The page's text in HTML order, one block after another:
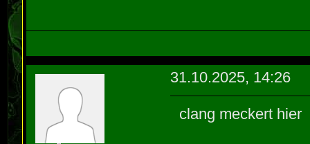
31.10.2025, 14:26
clang meckert hier